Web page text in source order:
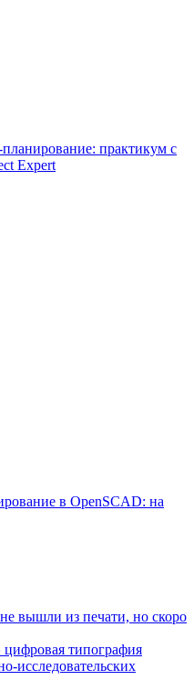
планирование: практикум с
Expert
в OpenSCAD: на
вышли из печати, но скоро
цифровая типография
исследовательских